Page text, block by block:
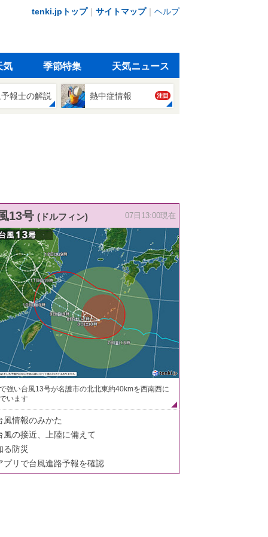
tenki.jpトップ｜ サイトマップ｜ ヘルプ
気 季節特集 天気ニュース
報士の解説 熱中症情報 注目
13号 (ドルフィン) 07日13:00現在
強い台風13号が名護市の北北東約40kmを西南西に
います
風情報のみかた
風の接近、上陸に備えて
る防災
プリで台風進路予報を確認